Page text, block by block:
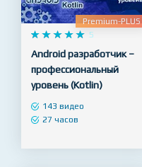
NEW
Premium-PLUS
    
     5
Android разработчик –
профессиональный
уровень (Kotlin)